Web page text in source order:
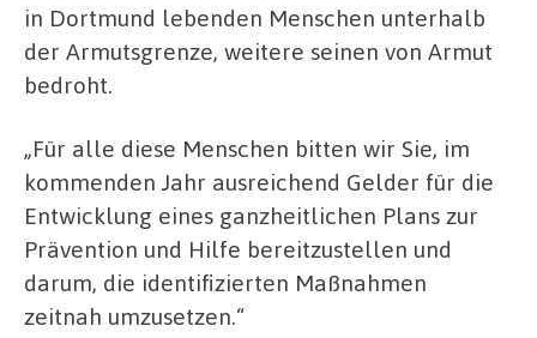
in Dortmund lebenden Menschen unterhalb
der Armutsgrenze, weitere seinen von Armut
bedroht.
„Für alle diese Menschen bitten wir Sie, im
kommenden Jahr ausreichend Gelder für die
Entwicklung eines ganzheitlichen Plans zur
Prävention und Hilfe bereitzustellen und
darum, die identifizierten Maßnahmen
zeitnah umzusetzen.“